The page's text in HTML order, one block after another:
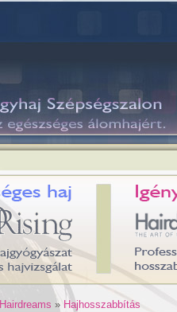
Hairdreams » Hajhosszabbítás